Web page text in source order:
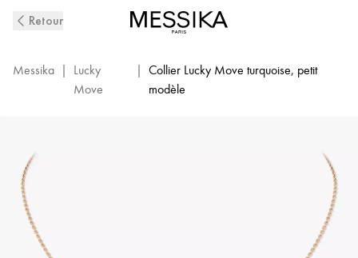
Diamant
Rose
Messika
11649-
Retour
Messika |
Lucky
Move
| Collier Lucky Move turquoise, petit
modèle